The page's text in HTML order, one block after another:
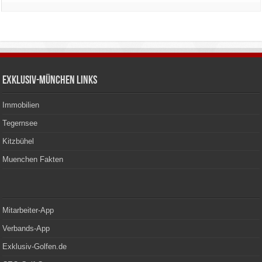
Exklusiv-München Links
Immobilien
Tegernsee
Kitzbühel
Muenchen Fakten
Mitarbeiter-App
Verbands-App
Exklusiv-Golfen.de